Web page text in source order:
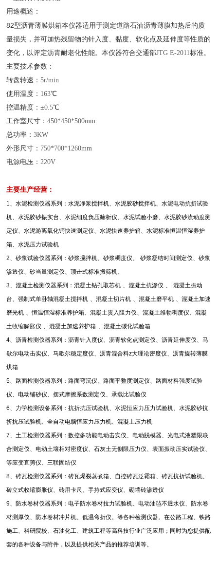
用途概述：
82型沥青薄膜烘箱本仪器适用于测定道路石油沥青薄膜加热后的质
量损失，并可加热残留物的针入度、黏度、软化点及延伸度等性质的
变化，以评定沥青耐老化性能。本仪器符合交通部JTG E-2011标准。
主要技术参数：
转盘转速：5r/min
使用温度： 163℃
控温精度：±0.5℃
工作室尺寸：450*450*500mm
总功率：3KW
外形尺寸： 750*700*1260mm
电源电压：220V
主要生产经营：
1、水泥检测仪器系列：水泥净浆搅拌机、水泥胶砂搅拌机、水泥电动抗折试验
机、水泥胶砂振实台、水泥细度负压筛析仪、水泥试验小磨、水泥胶砂流动度测
定仪、水泥游离氧化钙快速测定仪、水泥快速养护箱、水泥标准恒温恒湿养护
箱、水泥压力试验机
2、砂浆试验仪器系列：砂浆搅拌机、砂浆稠度仪、
砂浆凝结时间测定仪、砂浆
渗透仪、砂当量测定仪、顶击式标准振筛机、
3、混凝土检测仪器系列：混凝土钻孔取芯机 、混凝土抗渗仪 、
混凝土振动
台、强制式单卧轴混凝土搅拌机 、混凝土切片机 、混凝土磨平机 、混凝土加速
磨光机 、恒温恒湿标准养护箱、混凝土贯入阻力仪、混凝土维勃稠度仪、混凝
土收缩膨胀仪 、混凝土加速养护箱 、混凝土碳化试验箱
4、沥青检测仪器系列：沥青针入度仪、沥青软化点测定仪、沥青延伸度仪、马
歇尔电动击实仪、马歇尔稳定度仪、沥青混合料z大理论密度仪、沥青旋转薄膜
烘箱
5、路面检测仪器系列：路面弯沉仪、路面平整度测定仪、路面材料强度试验
仪、电动铺砂仪、摆式摩擦系数测定仪、承载比试验仪
6、力学检测设备系列：抗折抗压试验机、水泥恒应力压力试验机、水泥胶砂抗
折抗压试验机、全自动电脑恒应力压力机、混凝土压力机
7、土工检测仪器系列：数控多功能电动击实仪、电动脱模器、光电式液塑限联
合测定仪、电动土壤相对密度仪、石灰土无侧限压力仪、表面振动压实试验仪、
等应变直剪仪、三联固结仪
8、砖瓦检测仪器系列：砖瓦爆裂蒸煮箱、自控砖瓦泛霜箱、砖瓦抗折试验机、
砖立式收缩膨胀仪、砖用卡尺、手持式应变仪、砌墙砖渗透仪
9、防水卷材仪器系列：电子防水卷材拉力试验机、电动油毡不透水仪、防水卷
材测厚仪、防水卷材冲片机、低温弯折仪。等各种检测仪器。在公路工程、铁路
施工、科研院校、石油化工、建筑工程等高科技行业广泛应用；同时为您提供配
套的各种设备与附件，以及提供相关产品的推荐培训等。